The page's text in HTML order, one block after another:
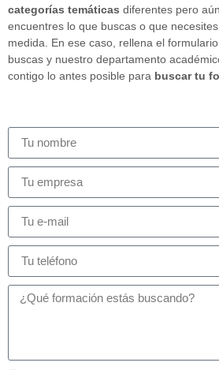
categorías temáticas diferentes pero
encuentres lo que buscas o que
medida. En ese caso, rellena el
buscas y nuestro departamento
contigo lo antes posible para buscar tu